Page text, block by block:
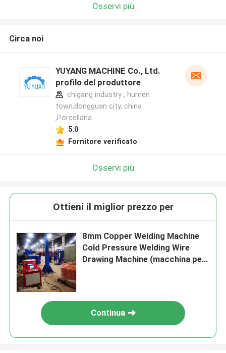
Osservi più
Circa noi
YUYANG MACHINE Co., Ltd.
profilo del produttore
chigang industry , humen
town,dongguan city, china
,Porcellana
5.0
Fornitore verificato
Osservi più
Ottieni il miglior prezzo per
8mm Copper Welding Machine
Cold Pressure Welding Wire
Drawing Machine (macchina per
Continua